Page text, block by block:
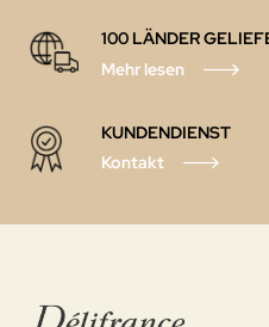
100 LÄNDER
Mehr lesen
KUNDENDIENST
Kontakt